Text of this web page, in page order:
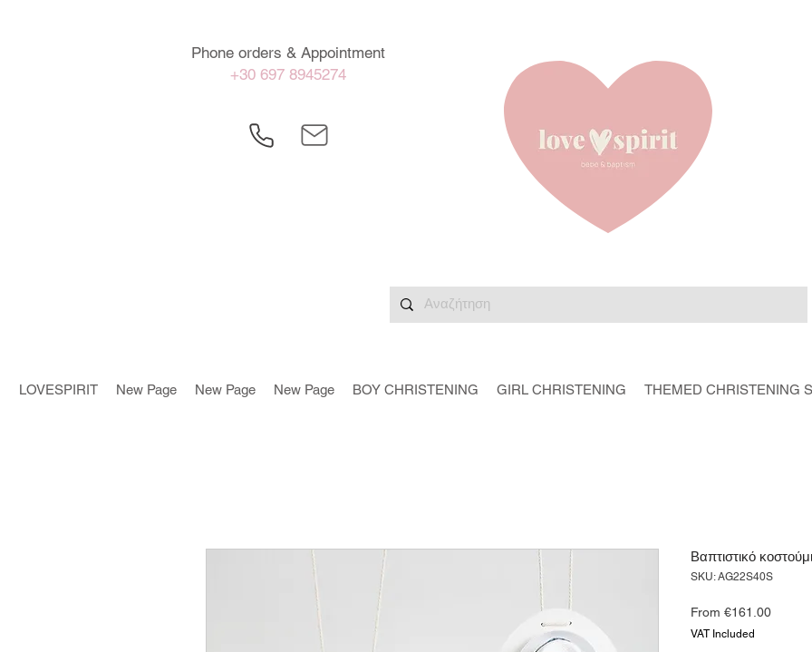
Phone orders & Appointment
+30 697 8945274
Βαπτιστικό
SKU: AG22S40S
From €161.00Sale
VAT Included
LOVESPIRIT New Page New Page New Page BOY CHRISTENING GIRL CHRISTENING THEMED CHRISTENING